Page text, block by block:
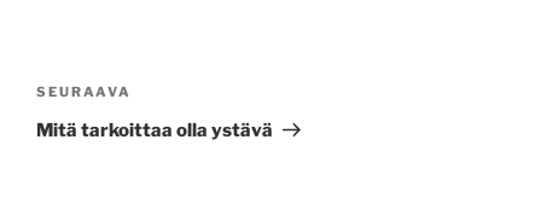
selaus
Seuraava
artikkeli
SEURAAVA
Mitä tarkoittaa olla ystävä